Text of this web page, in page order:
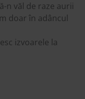
n văl de raze aurii
doar în adâncul
izvoarele la